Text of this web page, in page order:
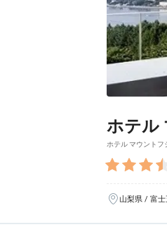
ホテル
ホテル マウントフ
山梨県 / 富